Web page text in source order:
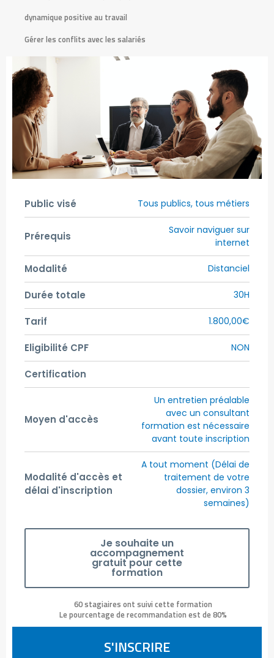
Public visé Tous publics, tous métiers
Prérequis
Savoir naviguer sur
internet
Modalité Distanciel
Durée totale 30H
Tarif 1.800,00€
Eligibilité CPF NON
Certification
Moyen d'accès
Un entretien préalable
avec un consultant
formation est nécessaire
avant toute inscription
Modalité d'accès et
délai d'inscription
A tout moment (Délai de
traitement de votre
dossier, environ 3
semaines)
Je souhaite un
accompagnement
gratuit pour cette
formation
60 stagiaires ont suivi cette formation
Le pourcentage de recommandation est de 80%
S'INSCRIRE
dynamique positive au travail
Gérer les conflits avec les salariés